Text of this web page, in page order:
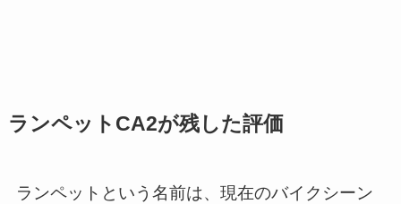
ランペットCA2が残した評価
ランペットという名前は、現在のバイクシーン